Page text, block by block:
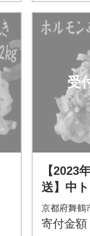
受
【2023
送】中
西京味
京都府舞鶴
寄付金額